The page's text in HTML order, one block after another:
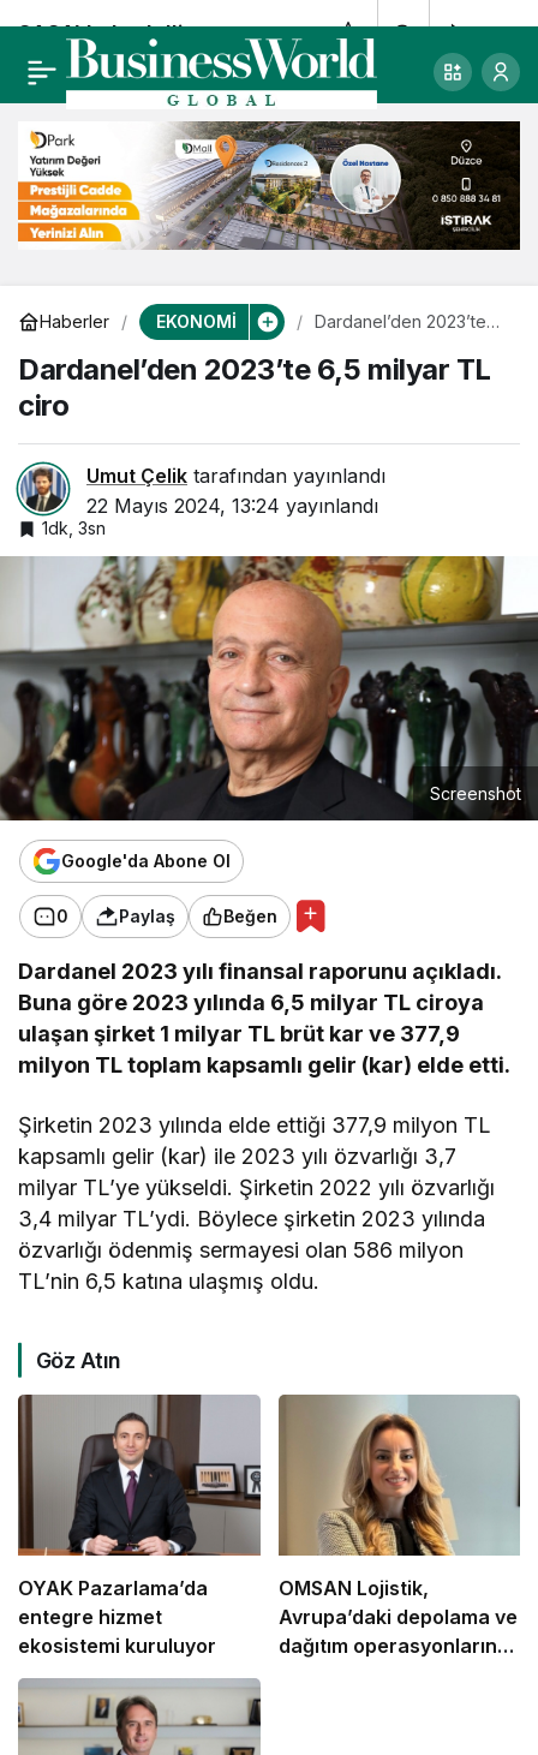
Haberler EKONOMİ
Dardanel’den 2023’te
Dardanel’den 2023’te 6,5 milyar TL
ciro
Umut Çelik tarafından yayınlandı
22 Mayıs 2024, 13:24 yayınlandı
1dk, 3sn
Screenshot
Google'da Abone Ol
0 Paylaş Beğen
Dardanel 2023 yılı finansal raporunu açıkladı.
Buna göre 2023 yılında 6,5 milyar TL ciroya
ulaşan şirket 1 milyar TL brüt kar ve 377,9
milyon TL toplam kapsamlı gelir (kar) elde etti.
Şirketin 2023 yılında elde ettiği 377,9 milyon TL
kapsamlı gelir (kar) ile 2023 yılı özvarlığı 3,7
milyar TL’ye yükseldi. Şirketin 2022 yılı özvarlığı
3,4 milyar TL’ydi. Böylece şirketin 2023 yılında
özvarlığı ödenmiş sermayesi olan 586 milyon
TL’nin 6,5 katına ulaşmış oldu.
Göz Atın
OYAK Pazarlama’da
entegre hizmet
ekosistemi kuruluyor
OMSAN Lojistik,
Avrupa’daki depolama ve
dağıtım operasyonlarına
SASA’da bedelli
sermaye artırımı
primli fiyattan
yapılacak
0 Paylaş